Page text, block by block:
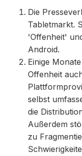
Die
Tabletmarkt.
'Offenheit'
Android.
Einige
Offenheit
selbst
die
Außerdem
zu